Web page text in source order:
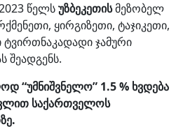
წელსუზბეკეთისმეზობელ
ყირგიზეთი, ტაჯიკეთი,
ჯამური
შეადგენს.
“უმნიშვნელო” 1.5 % ხვდება
საქართველოს